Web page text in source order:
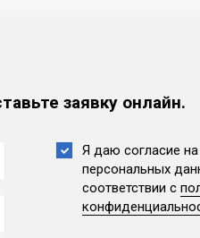
заявку онлайн.
Я даю согласие
персональных
соответствии с